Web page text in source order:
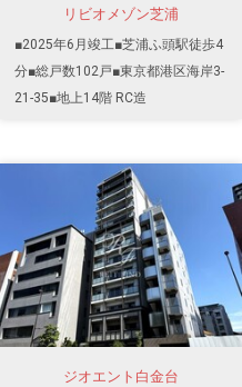
リビオメゾン芝浦
■2025年6月竣工■芝浦ふ頭駅徒歩4
分■総戸数102戸■東京都港区海岸3-
21-35■地上14階 RC造
ジオエント白金台